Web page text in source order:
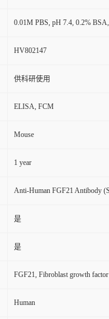
0.01M PBS, pH 7.4, 0.2%
HV802147
供科研使用
ELISA, FCM
Mouse
1 year
Anti-Human FGF21 Antibody
是
是
FGF21, Fibroblast growth
Human